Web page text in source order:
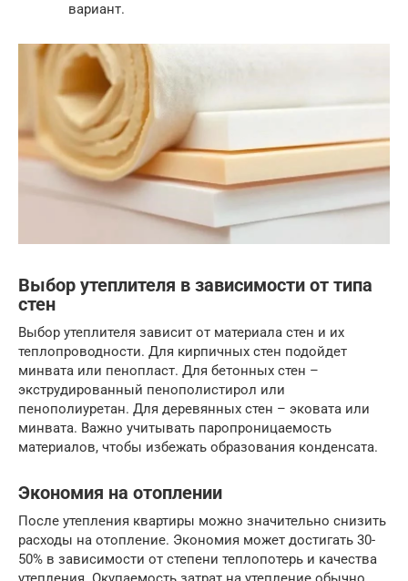
вариант.
Выбор утеплителя в зависимости от типа
стен
Выбор утеплителя зависит от материала стен и их
теплопроводности. Для кирпичных стен подойдет
минвата или пенопласт. Для бетонных стен –
экструдированный пенополистирол или
пенополиуретан. Для деревянных стен – эковата или
минвата. Важно учитывать паропроницаемость
материалов, чтобы избежать образования конденсата.
Экономия на отоплении
После утепления квартиры можно значительно снизить
расходы на отопление. Экономия может достигать 30-
50% в зависимости от степени теплопотерь и качества